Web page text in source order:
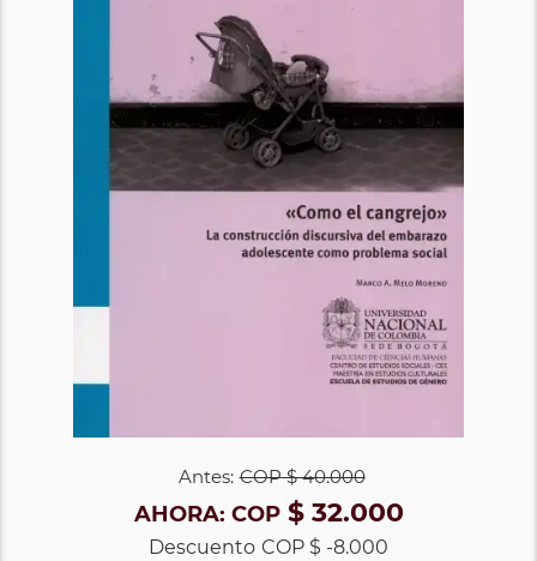
Antes: COP$ 40.000
AHORA: COP$ 32.000
Descuento COP $ -8.000